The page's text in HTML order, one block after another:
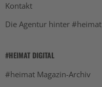
Kontakt
Die Agentur hinter #heimat
#HEIMAT DIGITAL
#heimat Magazin-Archiv